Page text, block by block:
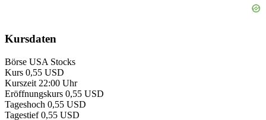
Kursdaten
Börse USA Stocks
Kurs 0,55 USD
Kurszeit 22:00 Uhr
Eröffnungskurs 0,55 USD
Tageshoch 0,55 USD
Tagestief 0,55 USD